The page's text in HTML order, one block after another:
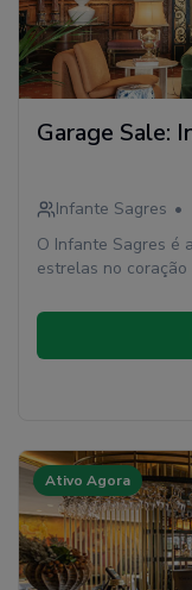
Garage Sale:
Infante Sagres •
O Infante Sagres é
estrelas no
modernidade
Ativo Agora